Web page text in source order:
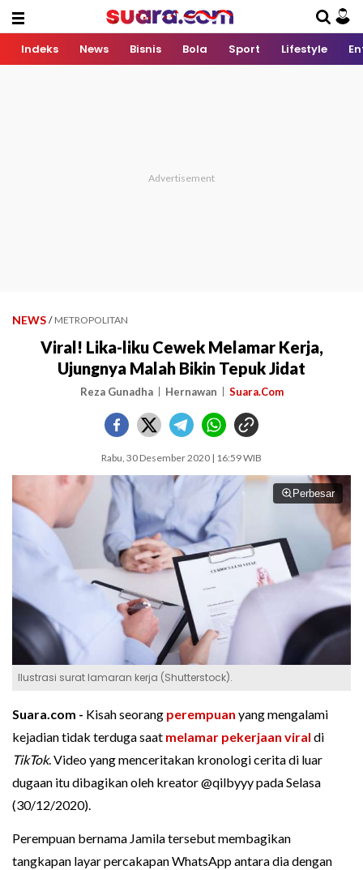
Indeks News Bisnis Bola Sport Lifestyle
NEWS / METROPOLITAN
Viral! Lika-liku Cewek Melamar Kerja,
Ujungnya Malah Bikin Tepuk Jidat
Reza Gunadha Hernawan Suara.Com
Rabu, 30 Desember 2020 | 16:59 WIB
Perbesar
Ilustrasi surat lamaran kerja (Shutterstock).
Suara.com - Kisah seorang perempuan yang mengalami
kejadian tidak terduga saat melamar pekerjaan viral di
TikTok. Video yang menceritakan kronologi cerita di luar
dugaan itu dibagikan oleh kreator @qilbyyy pada Selasa
(30/12/2020).
Perempuan bernama Jamila tersebut membagikan
tangkapan layar percakapan WhatsApp antara dia dengan